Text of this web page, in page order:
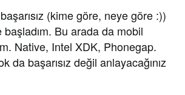
(kime göre, neye göre :))
Bu arada da mobil
Native, Intel XDK, Phonegap.
başarısız değil anlayacağınız